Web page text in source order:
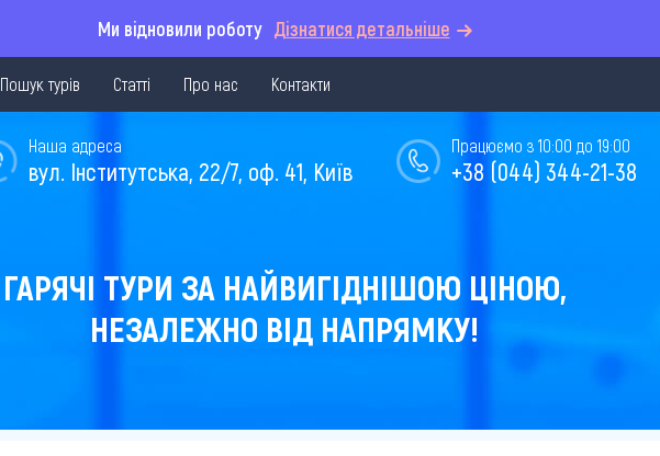
Ми відновили роботу Дізнатися детальніше
Пошук турів Статті Про нас Контакти
Працюємо з 10:00 до 19:00
+38 (044) 344-21-38
Наша адреса
вул. Інститутська, 22/7, оф. 41, Київ
ГАРЯЧІ ТУРИ ЗА НАЙВИГІДНІШОЮ ЦІНОЮ,
НЕЗАЛЕЖНО ВІД НАПРЯМКУ!